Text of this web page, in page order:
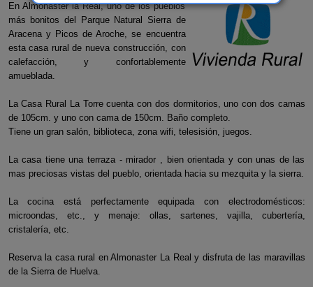
En Almonaster la Real, uno de los pueblos
más bonitos del Parque Natural Sierra de
Aracena y Picos de Aroche, se encuentra
esta casa rural de nueva construcción, con
calefacción, y confortablemente
amueblada.
La Casa Rural La Torre cuenta con dos dormitorios, uno con dos camas
de 105cm. y uno con cama de 150cm. Baño completo.
Tiene un gran salón, biblioteca, zona wifi, telesisión, juegos.
La casa tiene una terraza - mirador , bien orientada y con unas de las
mas preciosas vistas del pueblo, orientada hacia su mezquita y la sierra.
La cocina está perfectamente equipada con electrodomésticos:
microondas, etc., y menaje: ollas, sartenes, vajilla, cubertería,
cristalería, etc.
Reserva la casa rural en Almonaster La Real y disfruta de las maravillas
de la Sierra de Huelva.